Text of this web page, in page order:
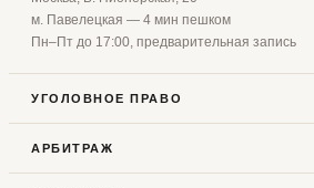
м. Павелецкая — 4 мин пешком
Пн–Пт до 17:00, предварительная запись
УГОЛОВНОЕ ПРАВО
АРБИТРАЖ